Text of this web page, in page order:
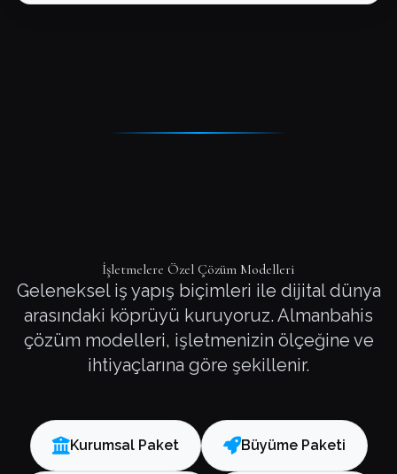
İşletmelere Özel Çözüm Modelleri
Geleneksel iş yapış biçimleri ile dijital dünya
arasındaki köprüyü kuruyoruz. Almanbahis
çözüm modelleri, işletmenizin ölçeğine ve
ihtiyaçlarına göre şekillenir.
Kurumsal Paket Büyüme Paketi